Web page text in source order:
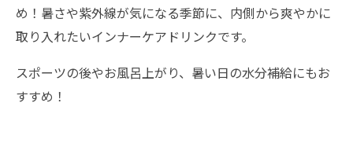
め！暑さや紫外線が気になる季節に、内側から爽やかに
取り入れたいインナーケアドリンクです。
スポーツの後やお風呂上がり、暑い日の水分補給にもお
すすめ！